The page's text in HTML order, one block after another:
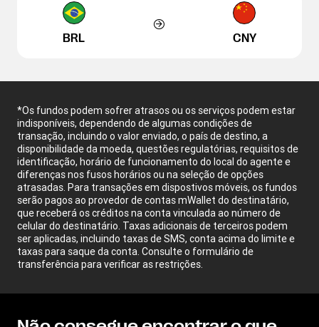
BRL CNY
*Os fundos podem sofrer atrasos ou os serviços podem estar
indisponíveis, dependendo de algumas condições de
transação, incluindo o valor enviado, o país de destino, a
disponibilidade da moeda, questões regulatórias, requisitos de
identificação, horário de funcionamento do local do agente e
diferenças nos fusos horários ou na seleção de opções
atrasadas. Para transações em dispostivos móveis, os fundos
serão pagos ao provedor de contas mWallet do destinatário,
que receberá os créditos na conta vinculada ao número de
celular do destinatário. Taxas adicionais de terceiros podem
ser aplicadas, incluindo taxas de SMS, conta acima do limite e
taxas para saque da conta. Consulte o formulário de
transferência para verificar as restrições.